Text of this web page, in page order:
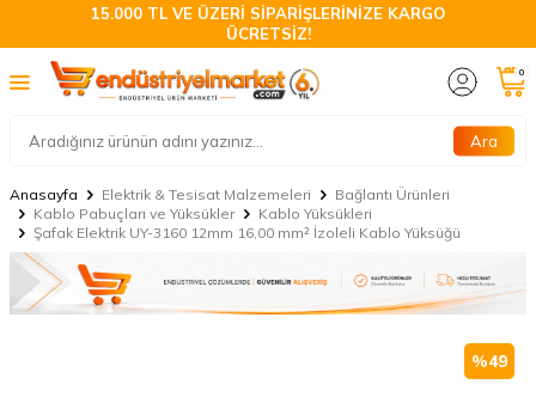
15.000 TL VE ÜZERİ SİPARİŞLERİNİZE KARGO
ÜCRETSİZ!
Ara
0
Anasayfa Elektrik & Tesisat Malzemeleri
Bağlantı Ürünleri
Kablo Pabuçları ve Yüksükler
Kablo Yüksükleri
Şafak Elektrik UY-3160 12mm 16,00 mm² İzoleli Kablo Yüksüğü
%49